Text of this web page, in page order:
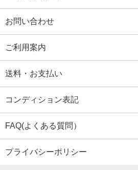
お問い合わせ
ご利用案内
送料・お支払い
コンディション表記
FAQ(よくある質問）
プライバシーポリシー